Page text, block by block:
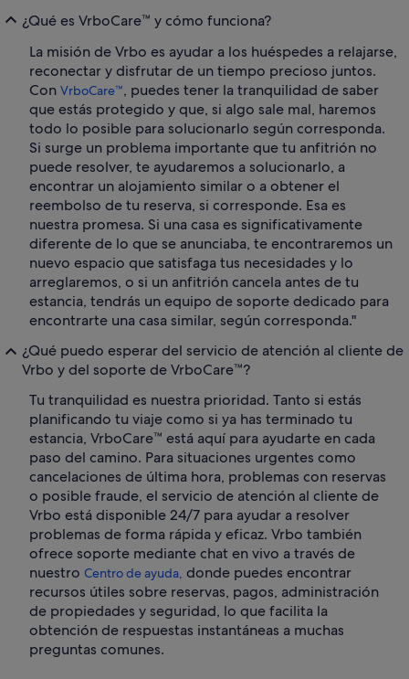
¿Qué es VrboCare™ y cómo funciona?
La misión de Vrbo es ayudar a los huéspedes a relajarse,
reconectar y disfrutar de un tiempo precioso juntos.
Con VrboCare™, puedes tener la tranquilidad de saber
que estás protegido y que, si algo sale mal, haremos
todo lo posible para solucionarlo según corresponda.
Si surge un problema importante que tu anfitrión no
puede resolver, te ayudaremos a solucionarlo, a
encontrar un alojamiento similar o a obtener el
reembolso de tu reserva, si corresponde. Esa es
nuestra promesa. Si una casa es significativamente
diferente de lo que se anunciaba, te encontraremos un
nuevo espacio que satisfaga tus necesidades y lo
arreglaremos, o si un anfitrión cancela antes de tu
estancia, tendrás un equipo de soporte dedicado para
encontrarte una casa similar, según corresponda."
¿Qué puedo esperar del servicio de atención al cliente de
Vrbo y del soporte de VrboCare™?
Tu tranquilidad es nuestra prioridad. Tanto si estás
planificando tu viaje como si ya has terminado tu
estancia, VrboCare™ está aquí para ayudarte en cada
paso del camino. Para situaciones urgentes como
cancelaciones de última hora, problemas con reservas
o posible fraude, el servicio de atención al cliente de
Vrbo está disponible 24/7 para ayudar a resolver
problemas de forma rápida y eficaz. Vrbo también
ofrece soporte mediante chat en vivo a través de
nuestro Centro de ayuda, donde puedes encontrar
recursos útiles sobre reservas, pagos, administración
de propiedades y seguridad, lo que facilita la
obtención de respuestas instantáneas a muchas
preguntas comunes.